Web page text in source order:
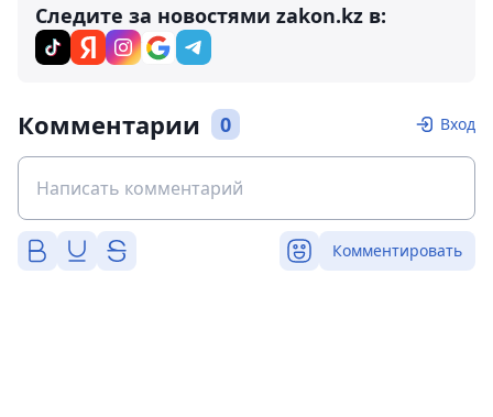
Следите за новостями zakon.kz в:
Комментарии 0 Вход
Комментировать